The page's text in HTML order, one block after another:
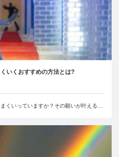
いくおすすめの方法とは?
くいっていますか？その願いが叶える…